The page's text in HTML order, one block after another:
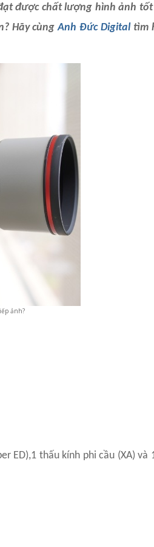
được chất lượng hình ảnh
Hãy cùngAnh Đức Digital tìm
ảnh?
ED),1 thấu kính phi cầu (XA) và